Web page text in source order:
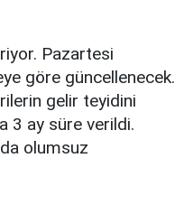
Pazartesi
göre güncellenecek.
gelir teyidini
3 ay süre verildi.
olumsuz